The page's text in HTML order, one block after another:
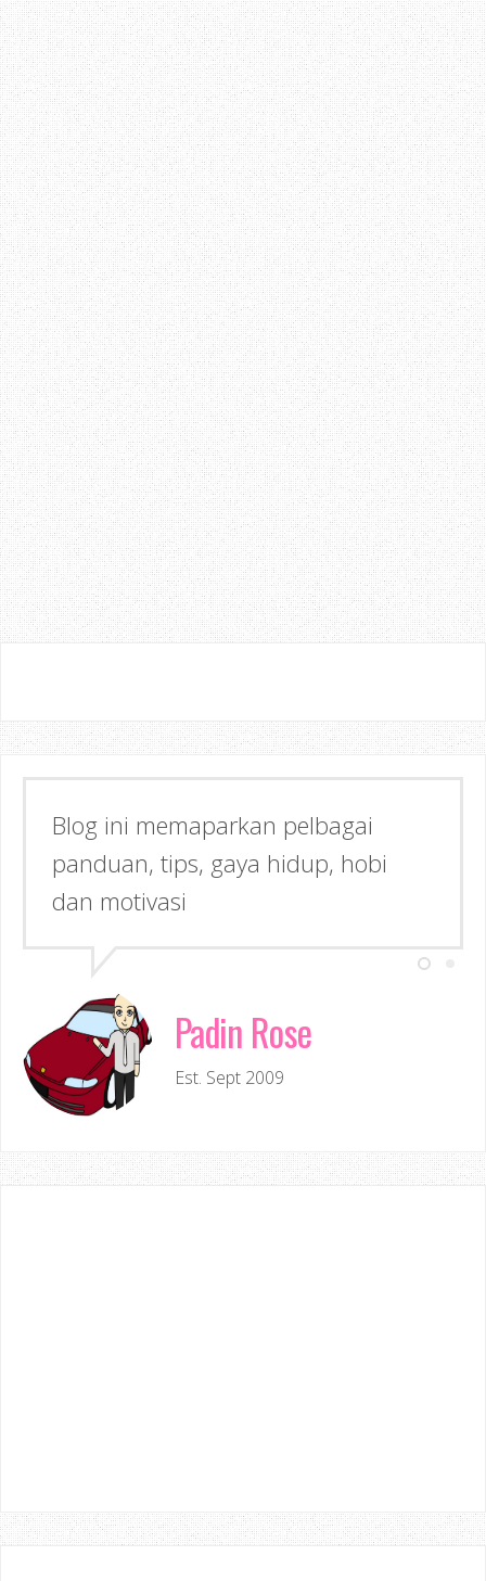
Blog ini memaparkan pelbagai
panduan, tips, gaya hidup, hobi
dan motivasi
Padin Rose
Est. Sept 2009